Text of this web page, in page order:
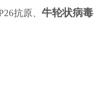
抗原、牛轮状病毒